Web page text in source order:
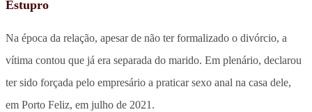
Estupro
Na época da relação, apesar de não ter formalizado o divórcio, a
vítima contou que já era separada do marido. Em plenário, declarou
ter sido forçada pelo empresário a praticar sexo anal na casa dele,
em Porto Feliz, em julho de 2021.